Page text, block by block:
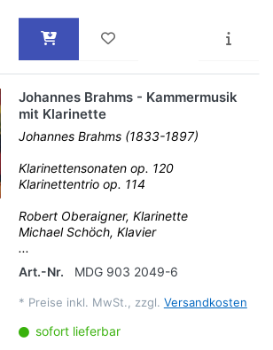
Johannes Brahms - Kammermusik
mit Klarinette
Johannes Brahms (1833-1897)
Klarinettensonaten op. 120
Klarinettentrio op. 114
Robert Oberaigner, Klarinette
Michael Schöch, Klavier
...
Art.-Nr.
MDG 903 2049-6
* Preise inkl. MwSt., zzgl. Versandkosten
sofort lieferbar